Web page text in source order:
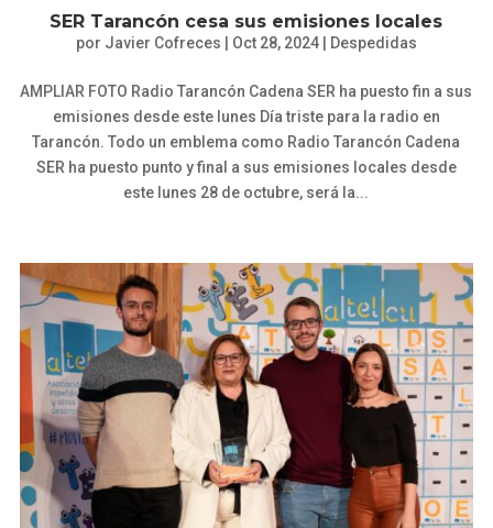
SER Tarancón cesa sus emisiones locales
por Javier Cofreces Oct 28, 2024| Despedidas
AMPLIAR FOTO Radio Tarancón Cadena SER ha puesto fin a sus
emisiones desde este lunes Día triste para la radio en
Tarancón. Todo un emblema como Radio Tarancón Cadena
SER ha puesto punto y final a sus emisiones locales desde
este lunes 28 de octubre, será la...